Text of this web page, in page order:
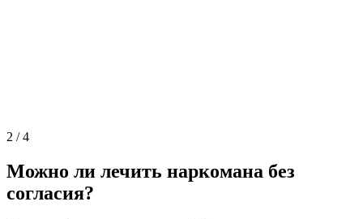
2 /4
Можно ли лечить наркомана без
согласия?